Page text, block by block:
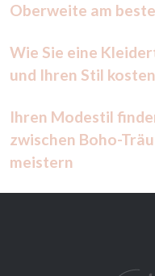
Oberweite am
Wie Sie eine
und Ihren Stil
Ihren Modestil
zwischen Boho-
meistern